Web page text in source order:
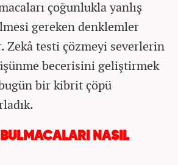
çoğunlukla yanlış
gereken denklemler
Zekâ testi çözmeyi severlerin
becerisini geliştirmek
bir kibrit çöpü
NASIL